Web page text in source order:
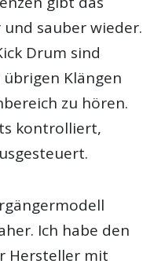
sauber wieder.
Drum sind
Klängen
zu hören.
kontrolliert,
Ich habe den
Hersteller mit